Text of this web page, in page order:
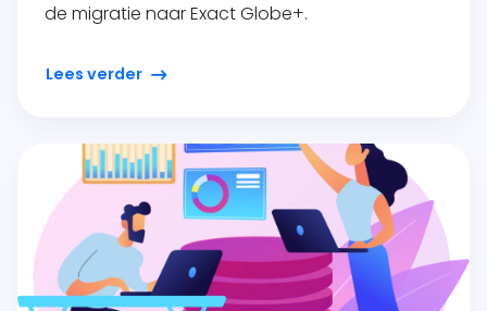
de migratie naar Exact Globe+.
Lees verder